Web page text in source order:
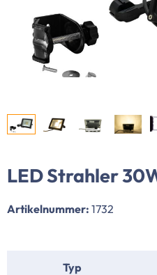
LED Strahler
Artikelnummer: 1732
Typ